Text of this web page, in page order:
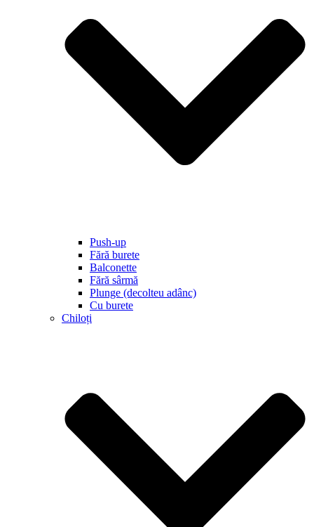
Push-up
Fără burete
Balconette
Fără sârmă
Plunge (decolteu adânc)
Cu burete
Chiloți